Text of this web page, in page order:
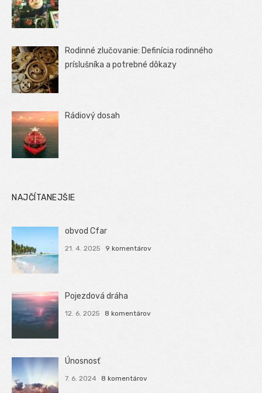
Rodinné zlučovanie: Definícia rodinného
príslušníka a potrebné dôkazy
Rádiový dosah
NAJČÍTANEJŠIE
obvod Cfar
21. 4. 2025 9 komentárov
Pojezdová dráha
12. 6. 2025 8 komentárov
Únosnosť
7. 6. 2024 8 komentárov